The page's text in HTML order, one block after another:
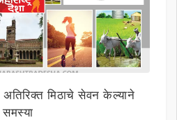
मिठाचे सेवन केल्याने
समस्या